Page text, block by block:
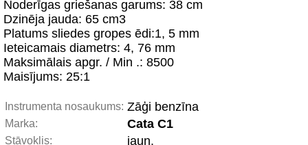
Noderīgas griešanas garums: 38 cm
Dzinēja jauda: 65 cm3
Platums sliedes gropes ēdi:1, 5 mm
Ieteicamais diametrs: 4, 76 mm
Maksimālais apgr. / Min .: 8500
Maisījums: 25:1
Instrumenta nosaukums: Zāģi benzīna
Marka: Cata C1
Stāvoklis: jaun.